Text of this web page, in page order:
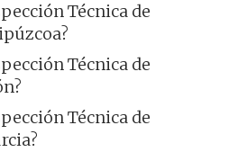
Técnica de
Técnica de
Técnica de